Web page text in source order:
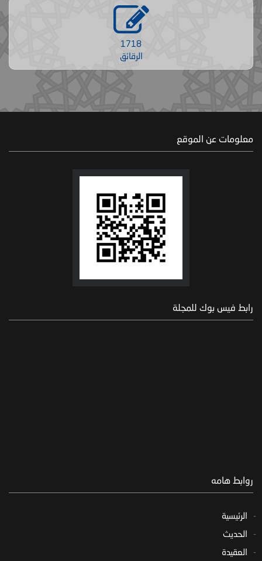
1718
الرقائق
معلومات عن الموقع
رابط فيس بوك للمجلة
روابط هامه
الرئيسية
الحديث
العقيدة